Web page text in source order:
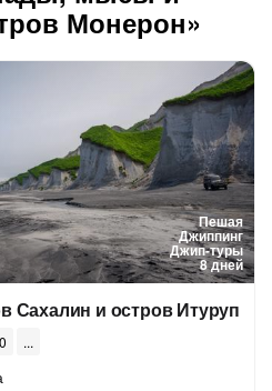
Монерон»
Пешая
Джиппинг
Джип-туры
8 дней
Сахалин и остров Итуруп